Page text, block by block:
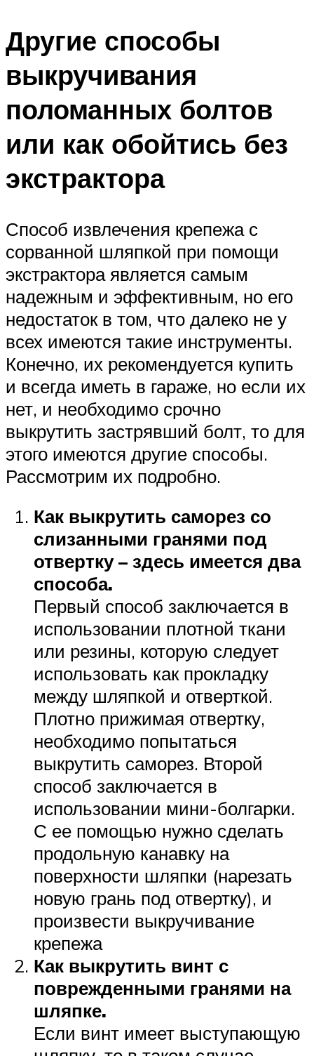
Другие способы
выкручивания
поломанных болтов
или как обойтись без
экстрактора
Способ извлечения крепежа с
сорванной шляпкой при помощи
экстрактора является самым
надежным и эффективным, но его
недостаток в том, что далеко не у
всех имеются такие инструменты.
Конечно, их рекомендуется купить
и всегда иметь в гараже, но если их
нет, и необходимо срочно
выкрутить застрявший болт, то для
этого имеются другие способы.
Рассмотрим их подробно.
Как выкрутить саморез со
слизанными гранями под
отвертку – здесь имеется два
способа.
Первый способ заключается в
использовании плотной ткани
или резины, которую следует
использовать как прокладку
между шляпкой и отверткой.
Плотно прижимая отвертку,
необходимо попытаться
выкрутить саморез. Второй
способ заключается в
использовании мини-болгарки.
С ее помощью нужно сделать
продольную канавку на
поверхности шляпки (нарезать
новую грань под отвертку), и
произвести выкручивание
крепежа
Как выкрутить винт с
поврежденными гранями на
шляпке.
Если винт имеет выступающую